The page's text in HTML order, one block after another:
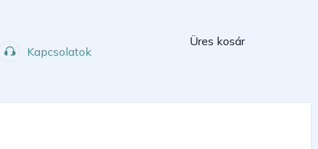
Kapcsolatok
Kosár
Üres kosár